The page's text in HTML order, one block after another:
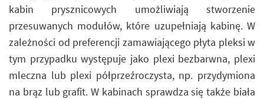
kabin prysznicowych umożliwiają stworzenie
przesuwanych modułów, które uzupełniają kabinę. W
zależności od preferencji zamawiającego płyta pleksi w
tym przypadku występuje jako plexi bezbarwna, plexi
mleczna lub plexi półprzeźroczysta, np. przydymiona
na brąz lub grafit. W kabinach sprawdza się także biała